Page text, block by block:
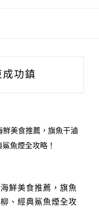
成功鎮
鮮美食推薦，旗魚
、經典鯊魚煙全攻